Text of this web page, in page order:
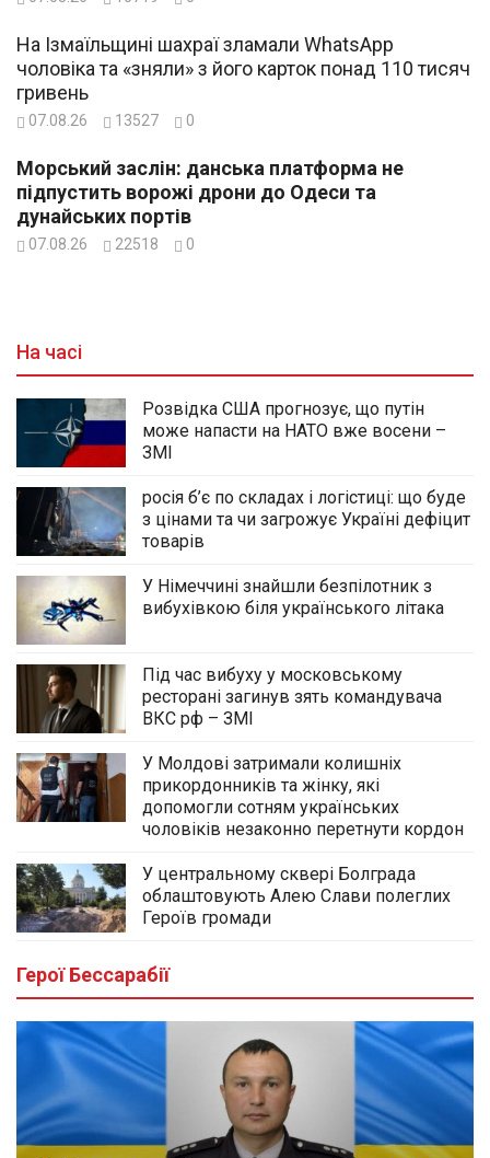
На Ізмаїльщині шахраї зламали WhatsApp
чоловіка та «зняли» з його карток понад 110 тисяч
гривень
07.08.26 13527 0
Морський заслін: данська платформа не
підпустить ворожі дрони до Одеси та
дунайських портів
07.08.26 22518 0
На часі
Розвідка США прогнозує, що путін
може напасти на НАТО вже восени –
ЗМІ
росія б’є по складах і логістиці: що буде
з цінами та чи загрожує Україні дефіцит
товарів
У Німеччині знайшли безпілотник з
вибухівкою біля українського літака
Під час вибуху у московському
ресторані загинув зять командувача
ВКС рф – ЗМІ
У Молдові затримали колишніх
прикордонників та жінку, які
допомогли сотням українських
чоловіків незаконно перетнути кордон
У центральному сквері Болграда
облаштовують Алею Слави полеглих
Героїв громади
Герої Бессарабії